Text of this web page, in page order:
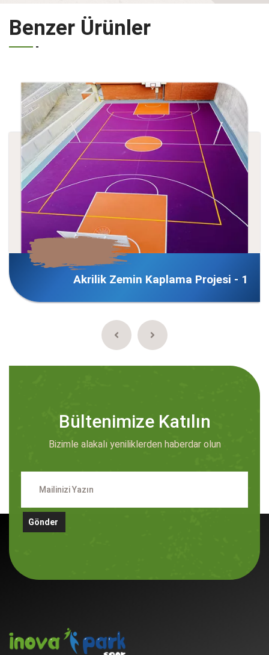
Benzer Ürünler
Kaplama Projesi - 1 Akrilik
Bültenimize Katılın
Bizimle alakalı yeniliklerden haberdar olun
Gönder